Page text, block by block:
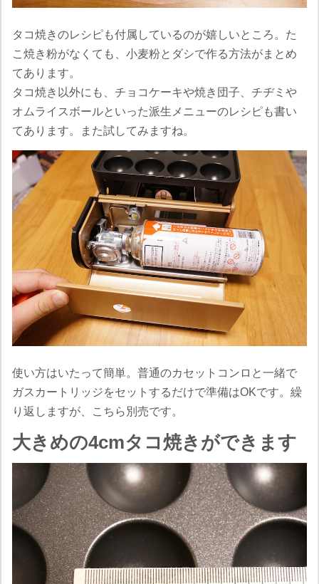
タコ焼きのレシピも付属しているのが嬉しいところ。た
こ焼き粉がなくても、小麦粉とダシで作る方法がまとめ
てあります。
タコ焼き以外にも、チョコケーキや焼き団子、チヂミや
オムライスボールといった派生メニューのレシピも書い
てあります。また試してみますね。
使い方はいたって簡単。普通のカセットコンロと一緒で
ガスカートリッジをセットするだけで準備はOKです。繰
り返しますが、こちら別売です。
大きめの4cmタコ焼きができます